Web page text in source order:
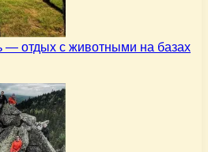
— отдых с животными на базах